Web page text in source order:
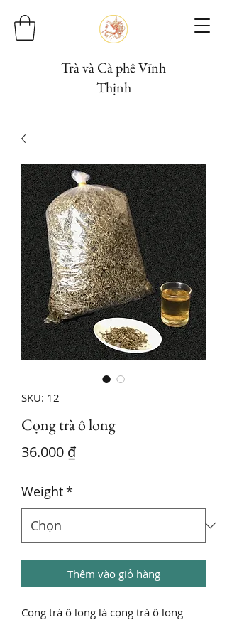
Trà và Cà phê Vĩnh
Thịnh
SKU: 12
Cọng trà ô long
36.000 ₫Giá
Weight*
Thêm vào giỏ hàng
Cọng trà ô long là cọng trà ô long